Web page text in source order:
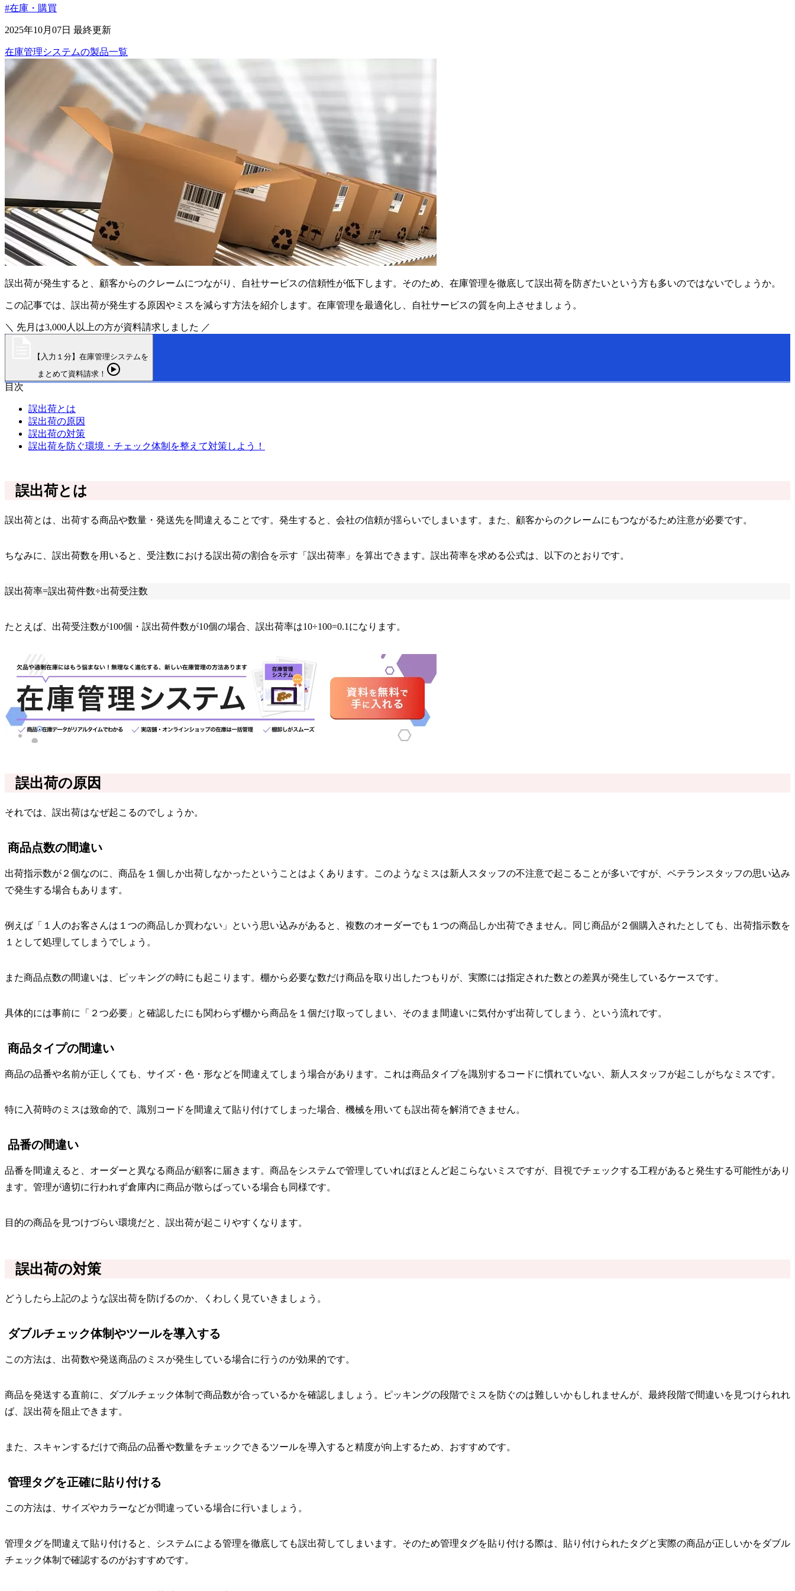
#在庫・購買
2025年10月07日 最終更新
在庫管理システムの製品一覧
誤出荷が発生すると、顧客からのクレームにつながり、自社サービスの信頼性が低下します。そのため、在庫管理を徹底して誤出荷を防ぎたいという方も多いのではないでしょうか。
この記事では、誤出荷が発生する原因やミスを減らす方法を紹介します。在庫管理を最適化し、自社サービスの質を向上させましょう。
＼ 先月は3,000人以上の方が資料請求しました ／
【入力１分】在庫管理システムを
まとめて資料請求！
目次
誤出荷とは
誤出荷の原因
誤出荷の対策
誤出荷を防ぐ環境・チェック体制を整えて対策しよう！
誤出荷とは
誤出荷とは、出荷する商品や数量・発送先を間違えることです。発生すると、会社の信頼が揺らいでしまいます。また、顧客からのクレームにもつながるため注意が必要です。
ちなみに、誤出荷数を用いると、受注数における誤出荷の割合を示す「誤出荷率」を算出できます。誤出荷率を求める公式は、以下のとおりです。
誤出荷率=誤出荷件数÷出荷受注数
たとえば、出荷受注数が100個・誤出荷件数が10個の場合、誤出荷率は10÷100=0.1になります。
誤出荷の原因
それでは、誤出荷はなぜ起こるのでしょうか。
商品点数の間違い
出荷指示数が２個なのに、商品を１個しか出荷しなかったということはよくあります。このようなミスは新人スタッフの不注意で起こることが多いですが、ベテランスタッフの思い込み
で発生する場合もあります。
例えば「１人のお客さんは１つの商品しか買わない」という思い込みがあると、複数のオーダーでも１つの商品しか出荷できません。同じ商品が２個購入されたとしても、出荷指示数を
１として処理してしまうでしょう。
また商品点数の間違いは、ピッキングの時にも起こります。棚から必要な数だけ商品を取り出したつもりが、実際には指定された数との差異が発生しているケースです。
具体的には事前に「２つ必要」と確認したにも関わらず棚から商品を１個だけ取ってしまい、そのまま間違いに気付かず出荷してしまう、という流れです。
商品タイプの間違い
商品の品番や名前が正しくても、サイズ・色・形などを間違えてしまう場合があります。これは商品タイプを識別するコードに慣れていない、新人スタッフが起こしがちなミスです。
特に入荷時のミスは致命的で、識別コードを間違えて貼り付けてしまった場合、機械を用いても誤出荷を解消できません。
品番の間違い
品番を間違えると、オーダーと異なる商品が顧客に届きます。商品をシステムで管理していればほとんど起こらないミスですが、目視でチェックする工程があると発生する可能性があり
ます。管理が適切に行われず倉庫内に商品が散らばっている場合も同様です。
目的の商品を見つけづらい環境だと、誤出荷が起こりやすくなります。
誤出荷の対策
どうしたら上記のような誤出荷を防げるのか、くわしく見ていきましょう。
ダブルチェック体制やツールを導入する
この方法は、出荷数や発送商品のミスが発生している場合に行うのが効果的です。
商品を発送する直前に、ダブルチェック体制で商品数が合っているかを確認しましょう。ピッキングの段階でミスを防ぐのは難しいかもしれませんが、最終段階で間違いを見つけられれ
ば、誤出荷を阻止できます。
また、スキャンするだけで商品の品番や数量をチェックできるツールを導入すると精度が向上するため、おすすめです。
管理タグを正確に貼り付ける
この方法は、サイズやカラーなどが間違っている場合に行いましょう。
管理タグを間違えて貼り付けると、システムによる管理を徹底しても誤出荷してしまいます。そのため管理タグを貼り付ける際は、貼り付けられたタグと実際の商品が正しいかをダブル
チェック体制で確認するのがおすすめです。